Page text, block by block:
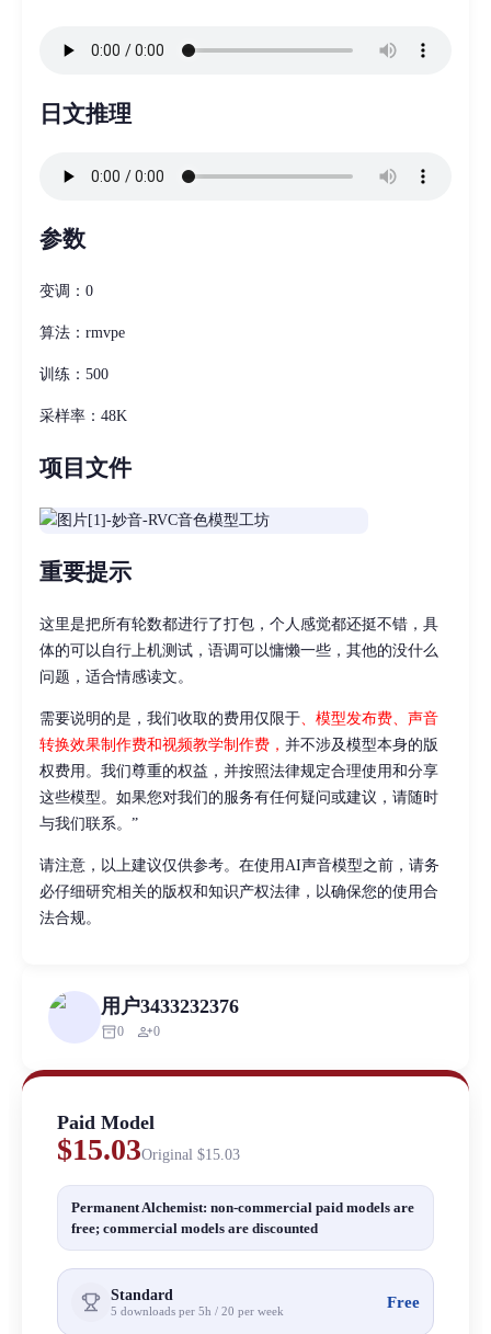
日文推理
参数
变调：0
算法：rmvpe
训练：500
采样率：48K
项目文件
重要提示
这里是把所有轮数都进行了打包，个人感觉都还挺不错，具
体的可以自行上机测试，语调可以慵懒一些，其他的没什么
问题，适合情感读文。
需要说明的是，我们收取的费用仅限于 、模型发布费、声音
转换效果制作费和视频教学制作费， 并不涉及模型本身的版
权费用。我们尊重的权益，并按照法律规定合理使用和分享
这些模型。如果您对我们的服务有任何疑问或建议，请随时
与我们联系。”
请注意，以上建议仅供参考。在使用AI声音模型之前，请务
必仔细研究相关的版权和知识产权法律，以确保您的使用合
法合规。
用户3433232376
inventory_20 person_add0
Paid Model
$15.03Original $15.03
Permanent Alchemist: non-commercial paid models are
free; commercial models are discounted
Standard
5 downloads per 5h / 20 per week Free